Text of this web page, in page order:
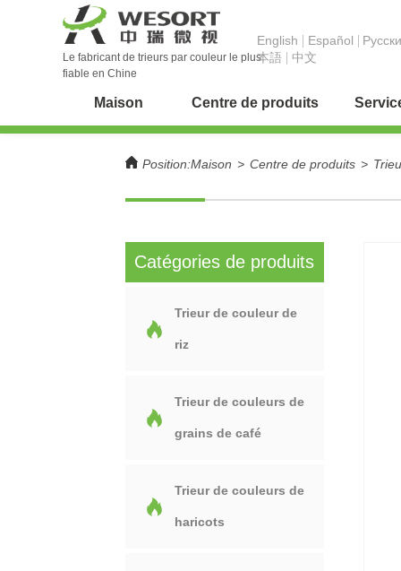
Le fabricant de trieurs par couleur le plus
fiable en Chine
English Español
本語
中文
Maison Centre de produits
Position:Maison > Centre de produits >
Catégories de produits
Trieur de couleur de
riz
Trieur de couleurs de
grains de café
Trieur de couleurs de
haricots